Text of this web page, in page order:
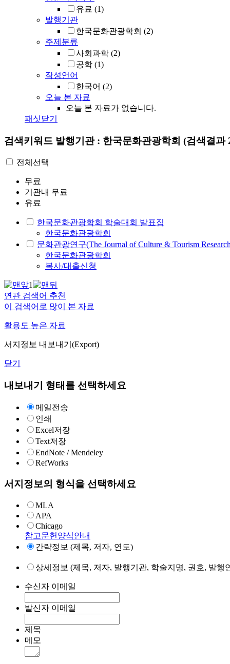
유료 (1)
발행기관
한국문화관광학회 (2)
주제분류
사회과학 (2)
공학 (1)
작성언어
한국어 (2)
오늘 본 자료
오늘 본 자료가 없습니다.
패싯닫기
검색키워드 발행기관 : 한국문화관광학회 (검색결과
전체선택
무료
기관내 무료
유료
한국문화관광학회 학술대회 발표집
한국문화관광학회
문화관광연구(The Journal of Culture & Tourism
한국문화관광학회
복사/대출신청
1
연관 검색어 추천
이 검색어로 많이 본 자료
활용도 높은 자료
서지정보 내보내기(Export)
닫기
내보내기 형태를 선택하세요
메일전송
인쇄
Excel저장
Text저장
EndNote / Mendeley
RefWorks
서지정보의 형식을 선택하세요
MLA
APA
Chicago
참고문헌양식안내
간략정보 (제목, 저자, 연도)
상세정보 (제목, 저자, 발행기관, 학술지명, 권호, 발
수신자 이메일
발신자 이메일
제목
메모